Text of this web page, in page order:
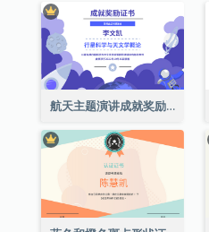
航天主题演讲成就奖励证书